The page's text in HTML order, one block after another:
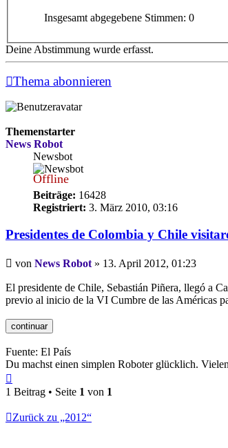
Insgesamt abgegebene Stimmen: 0
Deine Abstimmung wurde erfasst.
Thema abonnieren
Themenstarter
News Robot
Newsbot
Offline
Beiträge: 16428
Registriert: 3. März 2010, 03:16
Presidentes de Colombia y Chile
Beitrag
von News Robot » 13. April 2012, 01:23
El presidente de Chile, Sebastián Piñera, llegó a
previo al inicio de la VI Cumbre de las Américas
Fuente: El País
Du machst einen simplen Roboter glücklich.
oben
1 Beitrag • Seite 1 von 1
Zurück zu „2012“